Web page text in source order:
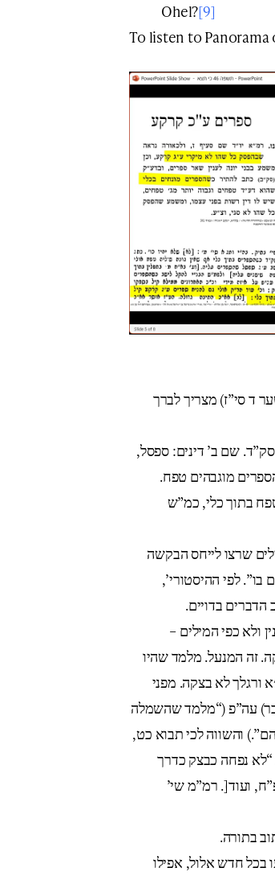
Ohel?[9]
To listen to Panorama
ד סי”ז) מצריך לברך
שם ב’ דינים: ספסל,
מוגבהים טפח.
טפח בתוך כלי, כמ”ש
שרצו לייחס הבקשה
לפי ההיסטורי’,
בדויים.
ולא כפי המילים –
זה המנעל. מלמד שהיו
ורגלך לא בצקה. מפני
עה”פ (“מלמד שהשמלה
והשווה לכי תבוא כט,
“לא נפחה כבצק כדרך
ועוד[. רמ”מ שי’
בתורה.
בכל חדש אלול, אפילו